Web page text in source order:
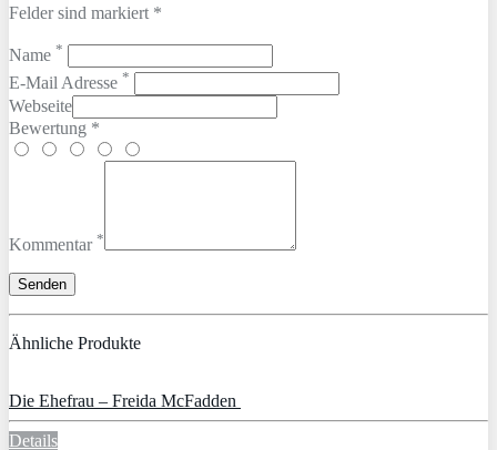
Felder sind markiert *
Name *
E-Mail Adresse *
Webseite
Bewertung *
Kommentar *
Ähnliche Produkte
Die Ehefrau – Freida McFadden
Details